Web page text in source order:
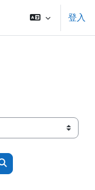
登入
搜尋課程